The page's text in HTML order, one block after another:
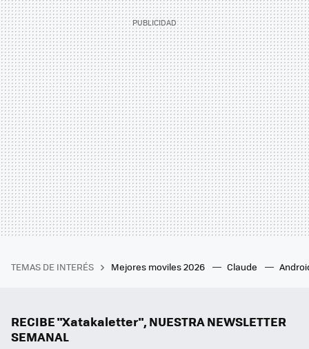
TEMAS DE INTERÉS Mejores moviles 2026 Claude
RECIBE "Xatakaletter", NUESTRA NEWSLETTER
SEMANAL